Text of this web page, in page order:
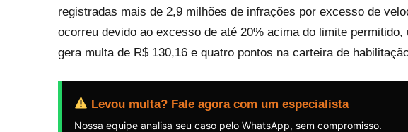
registradas mais de 2,9 milhões de infrações por excesso de
ocorreu devido ao excesso de até 20% acima do limite
gera multa de R$ 130,16 e quatro pontos na carteira de
Levou multa? Fale agora com um especialista
Nossa equipe analisa seu caso pelo WhatsApp, sem compromisso.